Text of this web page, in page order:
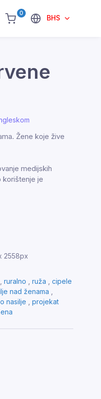
0
BHS
Žene koje žive
medijskih
korištenje je
2558px
, ruralno , ruža , cipele
nad ženama ,
nasilje , projekat